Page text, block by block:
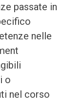
passate in
nelle
o
nel corso